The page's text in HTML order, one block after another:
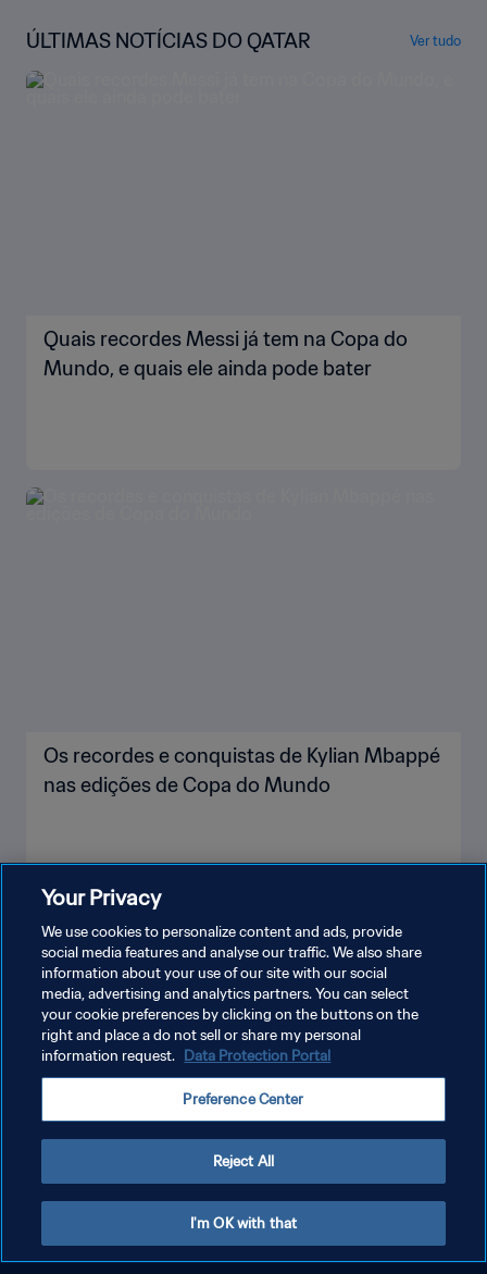
ÚLTIMAS NOTÍCIAS DO QATAR Ver tudo
Quais recordes Messi já tem na Copa do
Mundo, e quais ele ainda pode bater
Os recordes e conquistas de Kylian Mbappé
nas edições de Copa do Mundo
VEJA MAIS
POLÍTICA DE PRIVACIDADE
TERMOS DE SERVIÇO
ADMINISTRAR AS PREFERÊNCIAS DE COOKIES
Your Privacy
We use cookies to personalize content and ads, provide
social media features and analyse our traffic. We also share
information about your use of our site with our social
media, advertising and analytics partners. You can select
your cookie preferences by clicking on the buttons on the
right and place a do not sell or share my personal
information request. Data Protection Portal
Preference Center
Reject All
I'm OK with that